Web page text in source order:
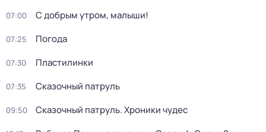
07:00 С добрым утром, малыши!
07:25 Погода
07:30 Пластилинки
07:35 Сказочный патруль
09:50 Сказочный патруль. Хроники чудес